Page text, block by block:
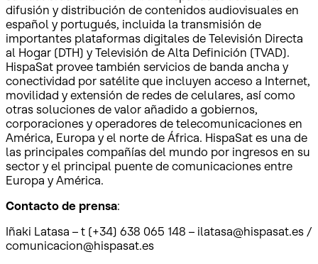
difusión y distribución de contenidos audiovisuales en
español y portugués, incluida la transmisión de
importantes plataformas digitales de Televisión Directa
al Hogar (DTH) y Televisión de Alta Definición (TVAD).
HispaSat provee también servicios de banda ancha y
conectividad por satélite que incluyen acceso a Internet,
movilidad y extensión de redes de celulares, así como
otras soluciones de valor añadido a gobiernos,
corporaciones y operadores de telecomunicaciones en
América, Europa y el norte de África. HispaSat es una de
las principales compañías del mundo por ingresos en su
sector y el principal puente de comunicaciones entre
Europa y América.
Contacto de prensa:
Iñaki Latasa – t (+34) 638 065 148 – ilatasa@hispasat.es /
comunicacion@hispasat.es